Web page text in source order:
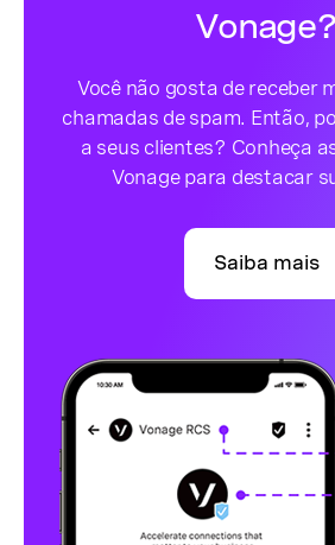
Vonage?
Você não gosta de receber
chamadas de spam. Então,
a seus clientes? Conheça
Vonage para destacar
Saiba mais